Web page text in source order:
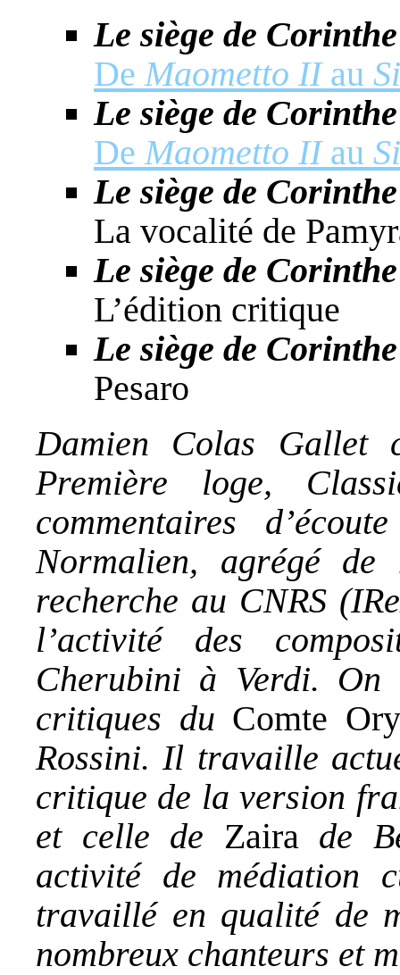
Le siège de
De Maometto IIau
Le siège de
De Maometto IIau
Le siège de
La vocalité de
Le siège de
L’édition critique
Le siège de
Pesaro
Damien Colas Gallet
Première loge,
commentaires
Normalien, agrégé
recherche au CNRS
l’activité des
Cherubini à Verdi.
critiques du Comte
Rossini. Il travaille
critique de la version
et celle de Zaira de
activité de médiation
travaillé en qualité de
nombreux chanteurs et